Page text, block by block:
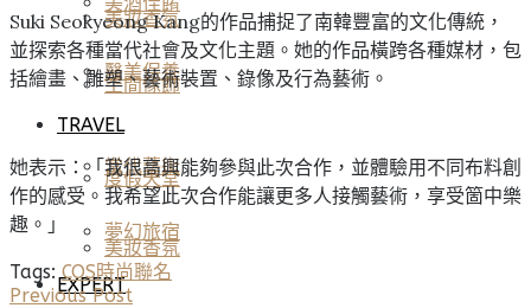
空間傢飾
當代藝術
美妝香氛
美妝香氛
醫美保養
TRAVEL
度假天堂
夢幻旅宿
EXPERT
Suki Seokyeong Kang的作品捕捉了南韓豐富的文化傳統，
並探索各種當代社會及文化主題。她的作品橫跨各種媒材，包
括繪畫、雕塑、藝術裝置、錄像及行為藝術。
她表示：「我很高興能夠參與此次合作，並體驗用不同布料創
作的感受。我希望此次合作能讓更多人接觸藝術，享受箇中樂
趣。」
Tags: COS時尚聯名
Previous Post